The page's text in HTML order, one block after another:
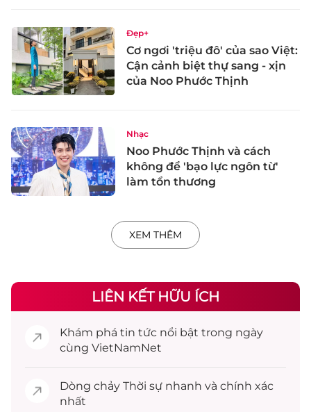
Đẹp+
Cơ ngơi 'triệu đô' của sao Việt:
Cận cảnh biệt thự sang - xịn
của Noo Phước Thịnh
Nhạc
Noo Phước Thịnh và cách
không để 'bạo lực ngôn từ'
làm tổn thương
XEM THÊM
LIÊN KẾT HỮU ÍCH
Khám phá tin tức nổi bật trong ngày
cùng VietNamNet
Dòng chảy Thời sự nhanh và chính xác
nhất